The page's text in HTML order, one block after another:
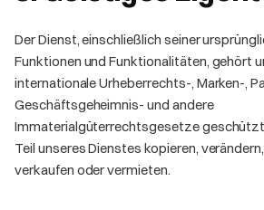
Der Dienst, einschließlich seiner
Funktionen und Funktionalitäten, gehört
internationale Urheberrechts-, Marken-,
Geschäftsgeheimnis- und andere
Immaterialgüterrechtsgesetze
Teil unseres Dienstes kopieren,
verkaufen oder vermieten.